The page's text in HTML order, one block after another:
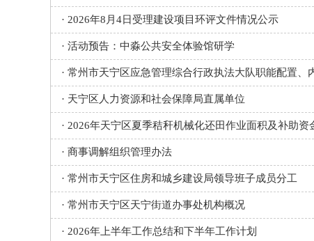
· 2026年8月4日受理建设项目环评文件情况公示
· 活动预告：中淼公共安全体验馆研学
· 常州市天宁区应急管理综合行政执法大队职能配置、
· 天宁区人力资源和社会保障局直属单位
· 2026年天宁区夏季秸秆机械化还田作业面积及补助资
· 商事调解组织管理办法
· 常州市天宁区住房和城乡建设局领导班子成员分工
· 常州市天宁区天宁街道办事处机构概况
· 2026年上半年工作总结和下半年工作计划